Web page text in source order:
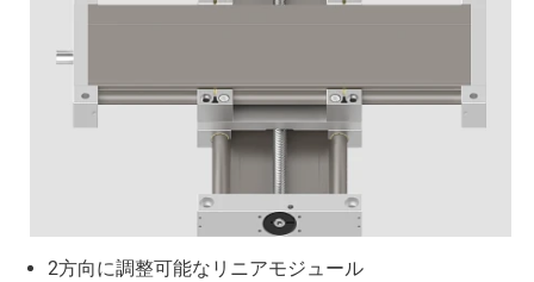
2方向に調整可能なリニアモジュール